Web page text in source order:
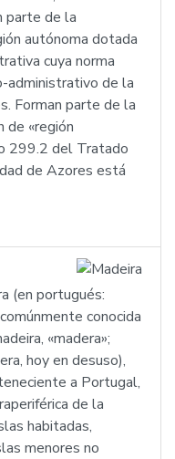
parte de la
autónoma dotada
cuya norma
de la
Forman parte de la
de «región
299.2 del Tratado
de Azores está
(en portugués:
conocida
«madera»;
hoy en desuso),
a Portugal,
de la
habitadas,
menores no